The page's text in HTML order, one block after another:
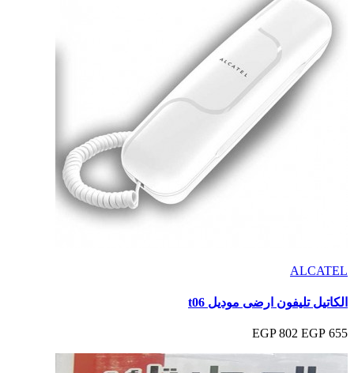
ALCATEL
الكاتيل تليفون ارضى موديل t06
655 EGP
802 EGP